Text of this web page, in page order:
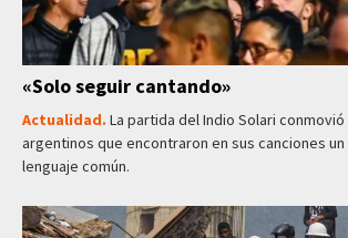
«Solo seguir cantando»
Actualidad. La partida del Indio Solari
argentinos que encontraron en sus canciones
lenguaje común.